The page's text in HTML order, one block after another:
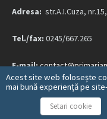
Adresa: str.A.I.Cuza,
Tel./fax: 0245/667.265
E-mail:
Mai multe detalii…
Acest site web folosește
mai bună experiență pe
Setari cookie